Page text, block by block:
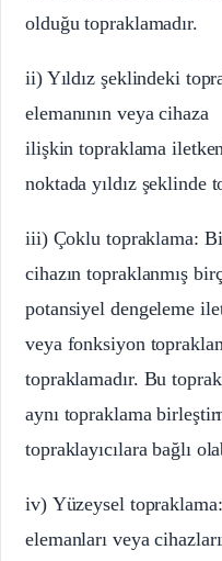
olduğu topraklamadır.
ii) Yıldız şeklindeki
elemanının veya cihaza
ilişkin topraklama
noktada yıldız şeklinde
iii) Çoklu topraklama:
cihazın topraklanmış
potansiyel dengeleme
veya fonksiyon
topraklamadır. Bu
aynı topraklama
topraklayıcılara bağlı
iv) Yüzeysel
elemanları veya